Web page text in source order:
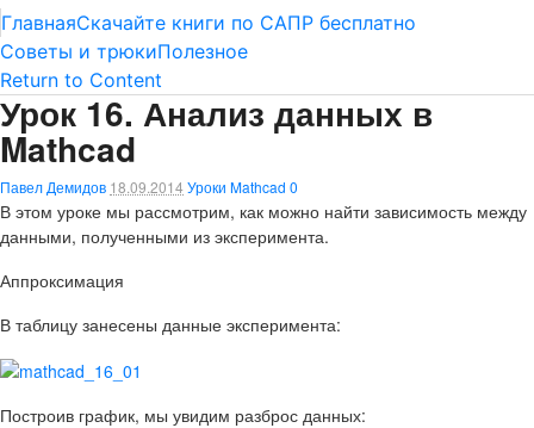
ГлавнаяСкачайте книги по САПР бесплатно
Советы и трюкиПолезное
Return to Content
Урок 16. Анализ данных в
Mathcad
Павел Демидов 18.09.2014 Уроки Mathcad 0
В этом уроке мы рассмотрим, как можно найти зависимость между
данными, полученными из эксперимента.
Аппроксимация
В таблицу занесены данные эксперимента:
Построив график, мы увидим разброс данных: